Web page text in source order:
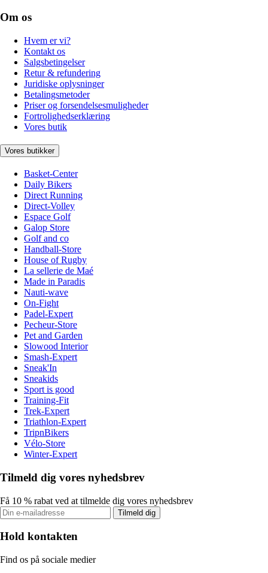
Om os
Hvem er vi?
Kontakt os
Salgsbetingelser
Retur & refundering
Juridiske oplysninger
Betalingsmetoder
Priser og forsendelsesmuligheder
Fortrolighedserklæring
Vores butik
Vores butikker
Basket-Center
Daily Bikers
Direct Running
Direct-Volley
Espace Golf
Galop Store
Golf and co
Handball-Store
House of Rugby
La sellerie de Maé
Made in Paradis
Nauti-wave
On-Fight
Padel-Expert
Pecheur-Store
Pet and Garden
Slowood Interior
Smash-Expert
Sneak'In
Sneakids
Sport is good
Training-Fit
Trek-Expert
Triathlon-Expert
TripnBikers
Vélo-Store
Winter-Expert
Tilmeld dig vores nyhedsbrev
Få 10 % rabat ved at tilmelde dig vores nyhedsbrev
Tilmeld dig
Hold kontakten
Find os på sociale medier